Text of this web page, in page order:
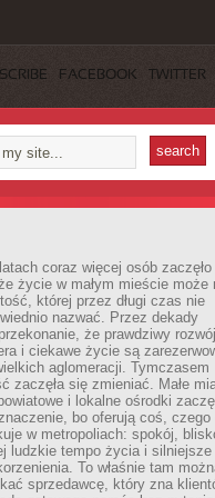
FACEBOOK TWITTER
coraz więcej osób zaczęło
życie w małym mieście może
której przez długi czas nie
nazwać. Przez dekady
że prawdziwy
i ciekawe życie są
aglomeracji. Tymczasem
zaczęła się zmieniać. Małe
i lokalne ośrodki
bo oferują coś, czego
w metropoliach: spokój,
ludzkie tempo życia i silniejsze
To właśnie tam
sprzedawcę, który zna